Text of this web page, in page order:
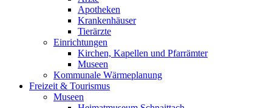
Apotheken
Krankenhäuser
Tierärzte
Einrichtungen
Kirchen, Kapellen und Pfarrämter
Museen
Kommunale Wärmeplanung
Freizeit & Tourismus
Museen